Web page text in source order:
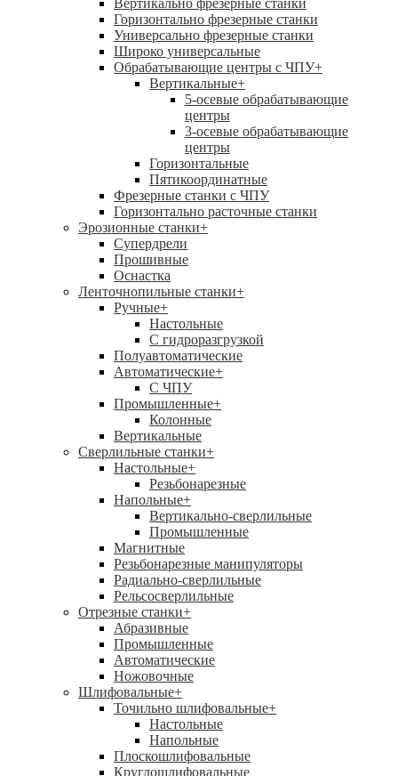
Вертикально фрезерные станки
Горизонтально фрезерные станки
Универсально фрезерные станки
Широко универсальные
Обрабатывающие центры с ЧПУ+
Вертикальные+
5-осевые обрабатывающие
центры
3-осевые обрабатывающие
центры
Горизонтальные
Пятикоординатные
Фрезерные станки с ЧПУ
Горизонтально расточные станки
Эрозионные станки+
Супердрели
Прошивные
Оснастка
Ленточнопильные станки+
Ручные+
Настольные
С гидроразгрузкой
Полуавтоматические
Автоматические+
С ЧПУ
Промышленные+
Колонные
Вертикальные
Сверлильные станки+
Настольные+
Резьбонарезные
Напольные+
Вертикально-сверлильные
Промышленные
Магнитные
Резьбонарезные манипуляторы
Радиально-сверлильные
Рельсосверлильные
Отрезные станки+
Абразивные
Промышленные
Автоматические
Ножовочные
Шлифовальные+
Точильно шлифовальные+
Настольные
Напольные
Плоскошлифовальные
Круглошлифовальные